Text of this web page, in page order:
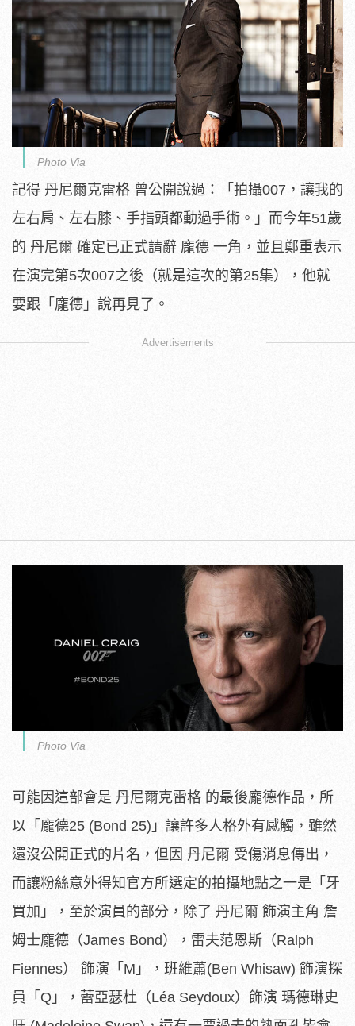
Photo Via
記得 丹尼爾克雷格 曾公開說過：「拍攝007，讓我的
左右肩、左右膝、手指頭都動過手術。」而今年51歲
的 丹尼爾 確定已正式請辭 龐德 一角，並且鄭重表示
在演完第5次007之後（就是這次的第25集），他就
要跟「龐德」說再見了。
Advertisements
Photo Via
可能因這部會是 丹尼爾克雷格 的最後龐德作品，所
以「龐德25 (Bond 25)」讓許多人格外有感觸，雖然
還沒公開正式的片名，但因 丹尼爾 受傷消息傳出，
而讓粉絲意外得知官方所選定的拍攝地點之一是「牙
買加」，至於演員的部分，除了 丹尼爾 飾演主角 詹
姆士龐德（James Bond），雷夫范恩斯（Ralph
Fiennes） 飾演「M」，班維蕭(Ben Whisaw) 飾演探
員「Q」，蕾亞瑟杜（Léa Seydoux）飾演 瑪德琳史